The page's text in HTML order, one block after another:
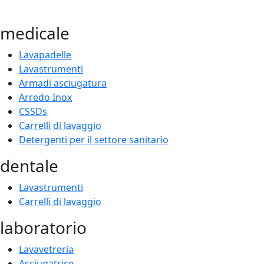
medicale
Lavapadelle
Lavastrumenti
Armadi asciugatura
Arredo Inox
CSSDs
Carrelli di lavaggio
Detergenti per il settore sanitario
dentale
Lavastrumenti
Carrelli di lavaggio
laboratorio
Lavavetreria